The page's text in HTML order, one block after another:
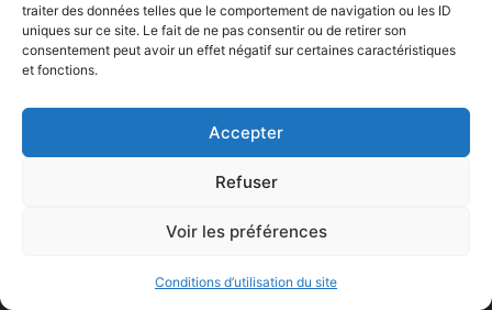
traiter des données telles que le comportement de navigation ou les ID
uniques sur ce site. Le fait de ne pas consentir ou de retirer son
consentement peut avoir un effet négatif sur certaines caractéristiques
et fonctions.
Accepter
Refuser
Voir les préférences
Conditions d’utilisation du site